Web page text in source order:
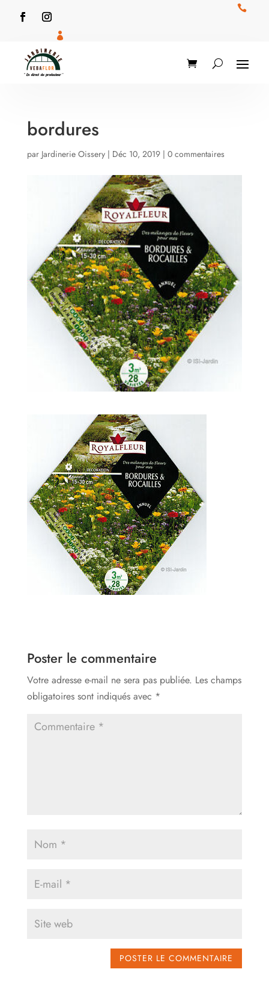


bordures
par Jardinerie Oissery| Déc 10, 2019| 0 commentaires
Poster le commentaire
Votre adresse e-mail ne sera pas publiée. Les champs
obligatoires sont indiqués avec *